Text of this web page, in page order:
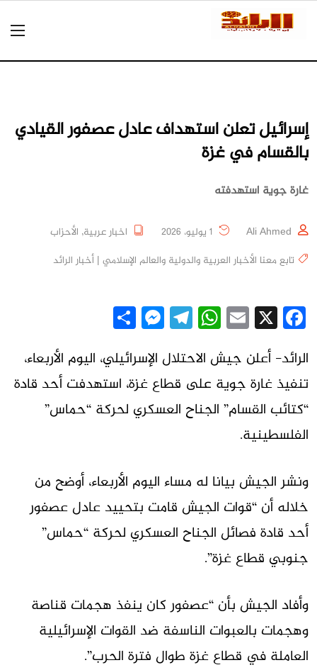
إسرائيل تعلن استهداف عادل عصفور القيادي
بالقسام في غزة
غارة جوية استهدفته
Ali Ahmed اخبار عربية, الأحزاب
تابع معنا الأخبار العربية والدولية والعالم الإسلامي | أخبار الرائد
Facebook
X
Email
WhatsApp
Telegram
Messenger
الرائد- أعلن جيش الاحتلال الإسرائيلي، اليوم الأربعاء،
تنفيذ غارة جوية على قطاع غزة، استهدفت أحد قادة
“كتائب القسام” الجناح العسكري لحركة “حماس”
الفلسطينية.
ونشر الجيش بيانا له مساء اليوم الأربعاء، أوضح من
خلاله أن “قوات الجيش قامت بتحييد عادل عصفور
أحد قادة فصائل الجناح العسكري لحركة “حماس”
جنوبي قطاع غزة”.
وأفاد الجيش بأن “عصفور كان ينفذ هجمات قناصة
وهجمات بالعبوات الناسفة ضد القوات الإسرائيلية
العاملة في قطاع غزة طوال فترة الحرب”.